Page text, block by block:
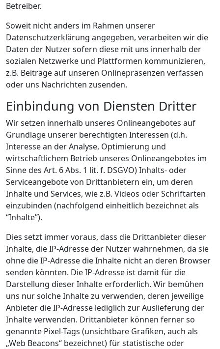
Betreiber.
Soweit nicht anders im Rahmen unserer
Datenschutzerklärung angegeben, verarbeiten wir die
Daten der Nutzer sofern diese mit uns innerhalb der
sozialen Netzwerke und Plattformen kommunizieren,
z.B. Beiträge auf unseren Onlinepräsenzen verfassen
oder uns Nachrichten zusenden.
Einbindung von Diensten Dritter
Wir setzen innerhalb unseres Onlineangebotes auf
Grundlage unserer berechtigten Interessen (d.h.
Interesse an der Analyse, Optimierung und
wirtschaftlichem Betrieb unseres Onlineangebotes im
Sinne des Art. 6 Abs. 1 lit. f. DSGVO) Inhalts- oder
Serviceangebote von Drittanbietern ein, um deren
Inhalte und Services, wie z.B. Videos oder Schriftarten
einzubinden (nachfolgend einheitlich bezeichnet als
“Inhalte”).
Dies setzt immer voraus, dass die Drittanbieter dieser
Inhalte, die IP-Adresse der Nutzer wahrnehmen, da sie
ohne die IP-Adresse die Inhalte nicht an deren Browser
senden könnten. Die IP-Adresse ist damit für die
Darstellung dieser Inhalte erforderlich. Wir bemühen
uns nur solche Inhalte zu verwenden, deren jeweilige
Anbieter die IP-Adresse lediglich zur Auslieferung der
Inhalte verwenden. Drittanbieter können ferner so
genannte Pixel-Tags (unsichtbare Grafiken, auch als
„Web Beacons“ bezeichnet) für statistische oder